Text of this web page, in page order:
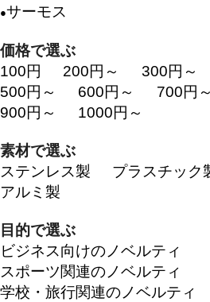
サーモス
価格で選ぶ
100円
200円～ 300円～
500円～
600円～ 700円～
900円～
1000円～
素材で選ぶ
ステンレス製
プラスチック
アルミ製
目的で選ぶ
ビジネス向けのノベルティ
スポーツ関連のノベルティ
学校・旅行関連のノベルティ